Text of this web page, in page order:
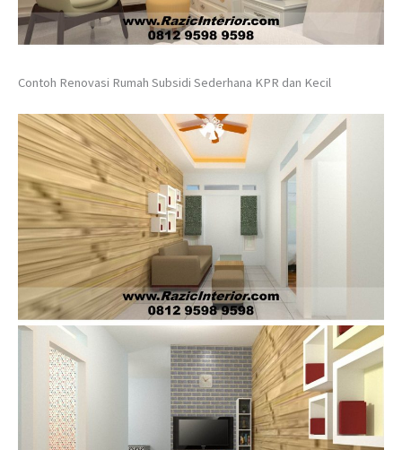
Contoh Renovasi Rumah Subsidi Sederhana KPR dan Kecil